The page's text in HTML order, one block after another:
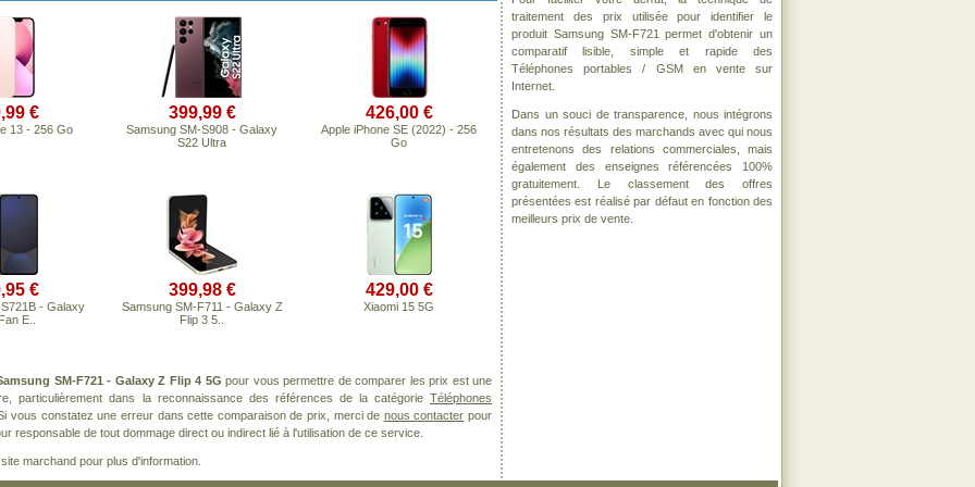
€
13 - 256 Go
399,99 €
Samsung SM-S908 - Galaxy
S22 Ultra
426,00 €
Apple iPhone SE (2022) - 256
Go
€
- Galaxy
E..
399,98 €
Samsung SM-F711 - Galaxy Z
Flip 3 5..
429,00 €
Xiaomi 15 5G
SM-F721 - Galaxy Z Flip 4 5G pour vous permettre de comparer les prix est une
particulièrement dans la reconnaissance des références de la catégorie Téléphones
vous constatez une erreur dans cette comparaison de prix, merci de nous contacter pour
responsable de tout dommage direct ou indirect lié à l'utilisation de ce service.
marchand pour plus d'information.
traitement des prix utilisée pour identifier le
produit Samsung SM-F721 permet d'obtenir un
comparatif lisible, simple et rapide des
Téléphones portables / GSM en vente sur
Internet.
Dans un souci de transparence, nous intégrons
dans nos résultats des marchands avec qui nous
entretenons des relations commerciales, mais
également des enseignes référencées 100%
gratuitement. Le classement des offres
présentées est réalisé par défaut en fonction des
meilleurs prix de vente.